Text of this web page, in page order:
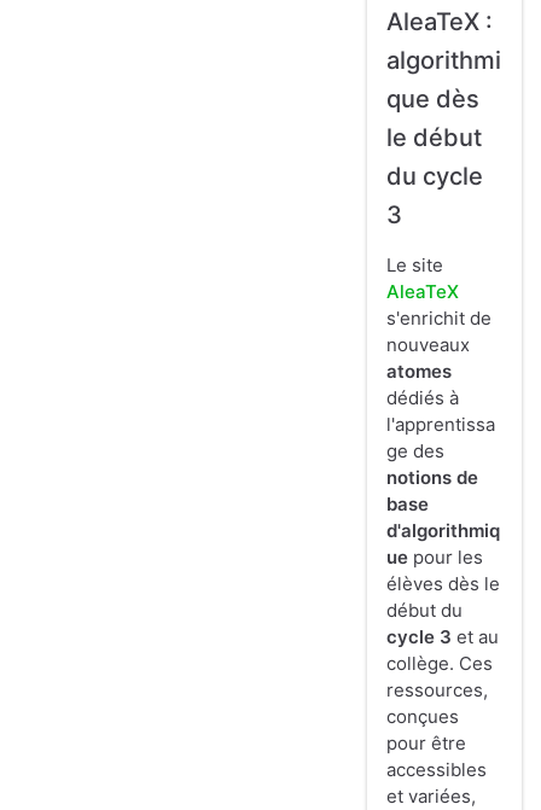
AleaTeX :
algorithmi
que dès
le début
du cycle
3
Le site
AleaTeX
s'enrichit de
nouveaux
atomes
dédiés à
l'apprentissa
ge des
notions de
base
d'algorithmiq
ue pour les
élèves dès le
début du
cycle 3 et au
collège. Ces
ressources,
conçues
pour être
accessibles
et variées,